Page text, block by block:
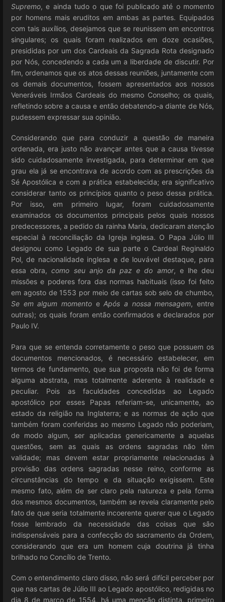
Supremo, e ainda tudo o que foi publicado até o momento
por homens mais eruditos em ambas as partes. Equipados
com tais auxílios, desejamos que se reunissem em encontros
singulares; os quais foram realizados em doze ocasiões,
presididas por um dos Cardeais da Sagrada Rota designado
por Nós, concedendo a cada um a liberdade de discutir. Por
fim, ordenamos que os atos dessas reuniões, juntamente com
os demais documentos, fossem apresentados aos nossos
Veneráveis Irmãos Cardeais do mesmo Conselho; os quais,
refletindo sobre a causa e então debatendo-a diante de Nós,
pudessem expressar sua opinião.
Considerando que para conduzir a questão de maneira
ordenada, era justo não avançar antes que a causa tivesse
sido cuidadosamente investigada, para determinar em que
grau ela já se encontrava de acordo com as prescrições da
Sé Apostólica e com a prática estabelecida; era significativo
considerar tanto os princípios quanto o peso dessa prática.
Por isso, em primeiro lugar, foram cuidadosamente
examinados os documentos principais pelos quais nossos
predecessores, a pedido da rainha Maria, dedicaram atenção
especial à reconciliação da Igreja inglesa. O Papa Júlio III
designou como Legado de sua parte o Cardeal Reginaldo
Pol, de nacionalidade inglesa e de louvável destaque, para
essa obra,como seu anjo da paz e do amor, e lhe deu
missões e poderes fora das normas habituais (isso foi feito
em agosto de 1553 por meio de cartas sob selo de chumbo,
Se em algum momento eApós a nossa mensagem, entre
outras); os quais foram então confirmados e declarados por
Paulo IV.
Para que se entenda corretamente o peso que possuem os
documentos mencionados, é necessário estabelecer, em
termos de fundamento, que sua proposta não foi de forma
alguma abstrata, mas totalmente aderente à realidade e
peculiar. Pois as faculdades concedidas ao Legado
apostólico por esses Papas referiam-se, unicamente, ao
estado da religião na Inglaterra; e as normas de ação que
também foram conferidas ao mesmo Legado não poderiam,
de modo algum, ser aplicadas genericamente a aquelas
questões, sem as quais as ordens sagradas não têm
validade; mas devem estar propriamente relacionadas à
provisão das ordens sagradas nesse reino, conforme as
circunstâncias do tempo e da situação exigissem. Este
mesmo fato, além de ser claro pela natureza e pela forma
dos mesmos documentos, também se revela claramente pelo
fato de que seria totalmente incoerente querer que o Legado
fosse lembrado da necessidade das coisas que são
indispensáveis para a confecção do sacramento da Ordem,
considerando que era um homem cuja doutrina já tinha
brilhado no Concílio de Trento.
Com o entendimento claro disso, não será difícil perceber por
que nas cartas de Júlio III ao Legado apostólico, redigidas no
dia 8 de março de 1554, há uma menção distinta, primeiro